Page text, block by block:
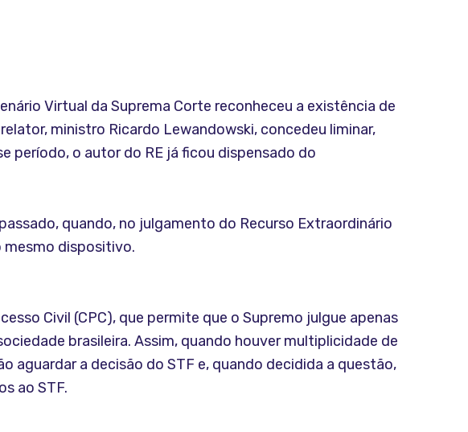
Virtual da Suprema Corte reconheceu a existência de
ministro Ricardo Lewandowski, concedeu liminar,
período, o autor do RE já ficou dispensado do
quando, no julgamento do Recurso Extraordinário
mesmo dispositivo.
Civil (CPC), que permite que o Supremo julgue apenas
brasileira. Assim, quando houver multiplicidade de
aguardar a decisão do STF e, quando decidida a questão,
ao STF.